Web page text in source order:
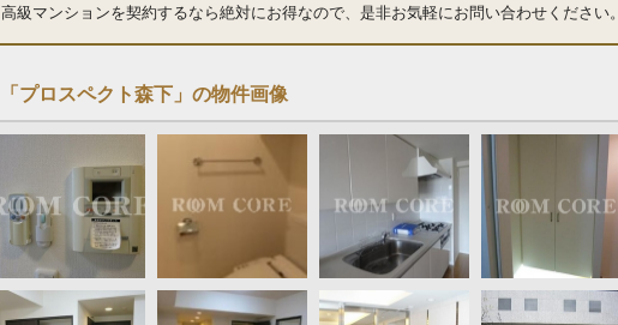
高級マンションを契約するなら絶対にお得なので、是非お気軽にお問い合わせください。
「プロスペクト森下」の物件画像